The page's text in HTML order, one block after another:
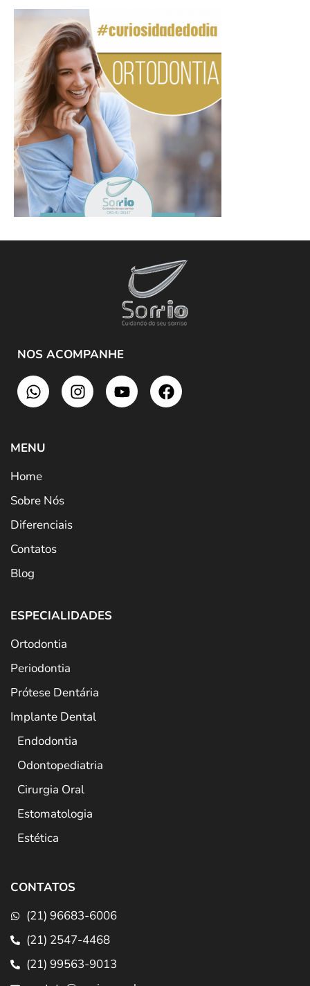
NOS ACOMPANHE
MENU
Home
Sobre Nós
Diferenciais
Contatos
Blog
ESPECIALIDADES
Ortodontia
Periodontia
Prótese Dentária
Implante Dental
Endodontia
Odontopediatria
Cirurgia Oral
Estomatologia
Estética
CONTATOS
(21) 96683-6006
(21) 2547-4468
(21) 99563-9013